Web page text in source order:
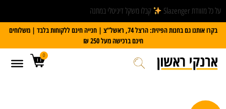
על כל מזוודת Slazenger
קבלו משקל דיגיטלי במתנה
בקרו אותנו גם בחנות הפיזית: הרצל 74, ראשל”צ | חנייה חינם ללקוחות בלבד | משלוחים
חינם ברכישה מעל 250 ₪
0